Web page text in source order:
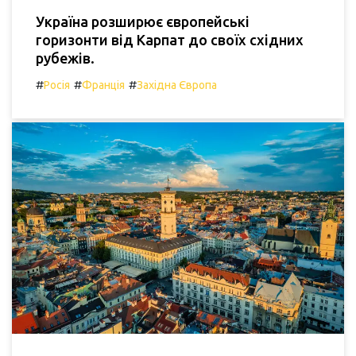
Україна розширює європейські
горизонти від Карпат до своїх східних
рубежів.
#Росія #Франція #Західна Європа